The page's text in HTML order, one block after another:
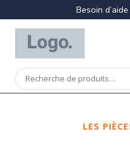
Besoin d’aide
LES